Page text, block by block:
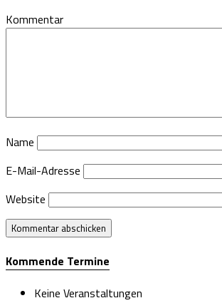
Kommentar
Name
E-Mail-Adresse
Website
Kommende Termine
Keine Veranstaltungen